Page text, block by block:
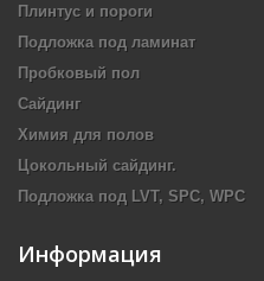
Плинтус и пороги
Подложка под ламинат
Пробковый пол
Сайдинг
Химия для полов
Цокольный сайдинг.
Подложка под LVT, SPC, WPC
Информация